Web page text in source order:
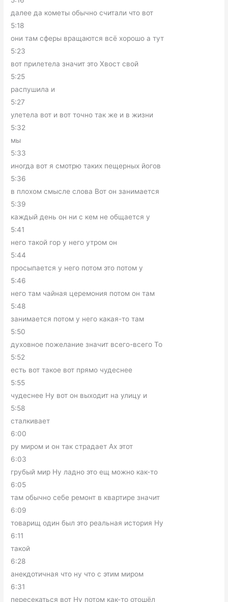
далее да кометы обычно считали что вот
5:18
они там сферы вращаются всё хорошо а тут
5:23
вот прилетела значит это Хвост свой
5:25
распушила и
5:27
улетела вот и вот точно так же и в жизни
5:32
мы
5:33
иногда вот я смотрю таких пещерных йогов
5:36
в плохом смысле слова Вот он занимается
5:39
каждый день он ни с кем не общается у
5:41
него такой гор у него утром он
5:44
просыпается у него потом это потом у
5:46
него там чайная церемония потом он там
5:48
занимается потом у него какая-то там
5:50
духовное пожелание значит всего-всего То
5:52
есть вот такое вот прямо чудеснее
5:55
чудеснее Ну вот он выходит на улицу и
5:58
сталкивает
6:00
ру миром и он так страдает Ах этот
6:03
грубый мир Ну ладно это ещ можно как-то
6:05
там обычно себе ремонт в квартире значит
6:09
товарищ один был это реальная история Ну
6:11
такой
6:28
анекдотичная что ну что с этим миром
6:31
пересекаться вот Ну потом как-то отошёл